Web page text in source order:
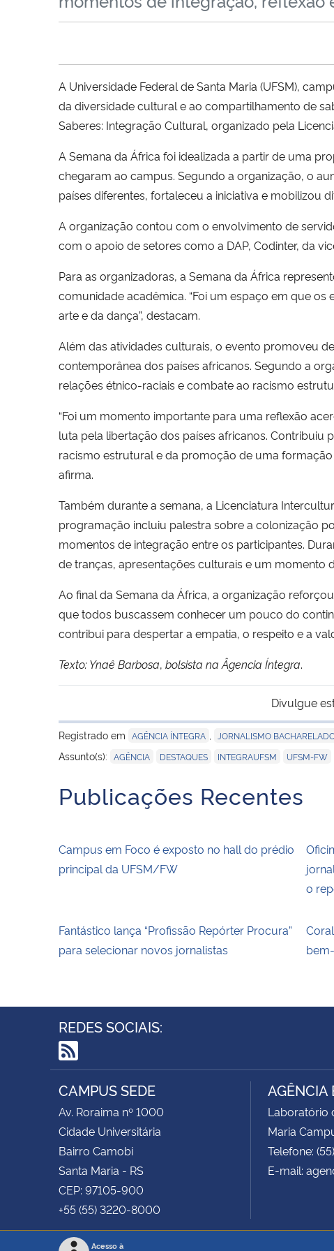
A Universidade Federal de Santa Maria (UFSM),
da diversidade cultural e ao compartilhamento de
Saberes: Integração Cultural, organizado pela
A Semana da África foi idealizada a partir de uma
chegaram ao campus. Segundo a organização, o
países diferentes, fortaleceu a iniciativa e mobilizou
A organização contou com o envolvimento de
com o apoio de setores como a DAP, Codinter, da
Para as organizadoras, a Semana da África
comunidade acadêmica. “Foi um espaço em que
arte e da dança”, destacam.
Além das atividades culturais, o evento promoveu
contemporânea dos países africanos. Segundo a
relações étnico-raciais e combate ao racismo
“Foi um momento importante para uma reflexão
luta pela libertação dos países africanos.
racismo estrutural e da promoção de uma
afirma.
Também durante a semana, a Licenciatura
programação incluiu palestra sobre a colonização
momentos de integração entre os participantes.
de tranças, apresentações culturais e um momento
Ao final da Semana da África, a organização
que todos buscassem conhecer um pouco do
contribui para despertar a empatia, o respeito e a
Texto: Ynaê Barbosa, bolsista na Âgencia Íntegra.
Divulgue
Registrado em AGÊNCIA ÍNTEGRA JORNALISMO
Assunto(s): AGÊNCIA DESTAQUES INTEGRAUFSM UFSM-FW
Publicações Recentes
Campus em Foco é exposto no hall do prédio
principal da UFSM/FW
o
Fantástico lança “Profissão Repórter Procura”
para selecionar novos jornalistas
REDES SOCIAIS:
RSS
CAMPUS SEDE
Av. Roraima nº 1000
Cidade Universitária
Bairro Camobi
Santa Maria - RS
CEP: 97105-900
+55 (55) 3220-8000
AGÊNCIA
Laboratório
Maria
Telefone:
E-mail:
Acesso à